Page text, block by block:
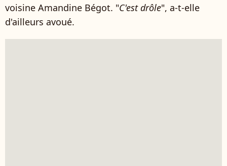
voisine Amandine Bégot. "C'est drôle", a-t-elle
d'ailleurs avoué.